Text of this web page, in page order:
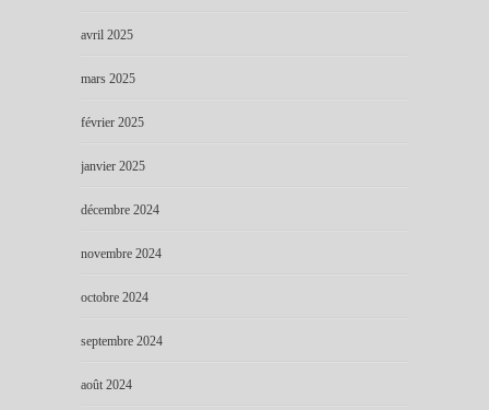
avril 2025
mars 2025
février 2025
janvier 2025
décembre 2024
novembre 2024
octobre 2024
septembre 2024
août 2024